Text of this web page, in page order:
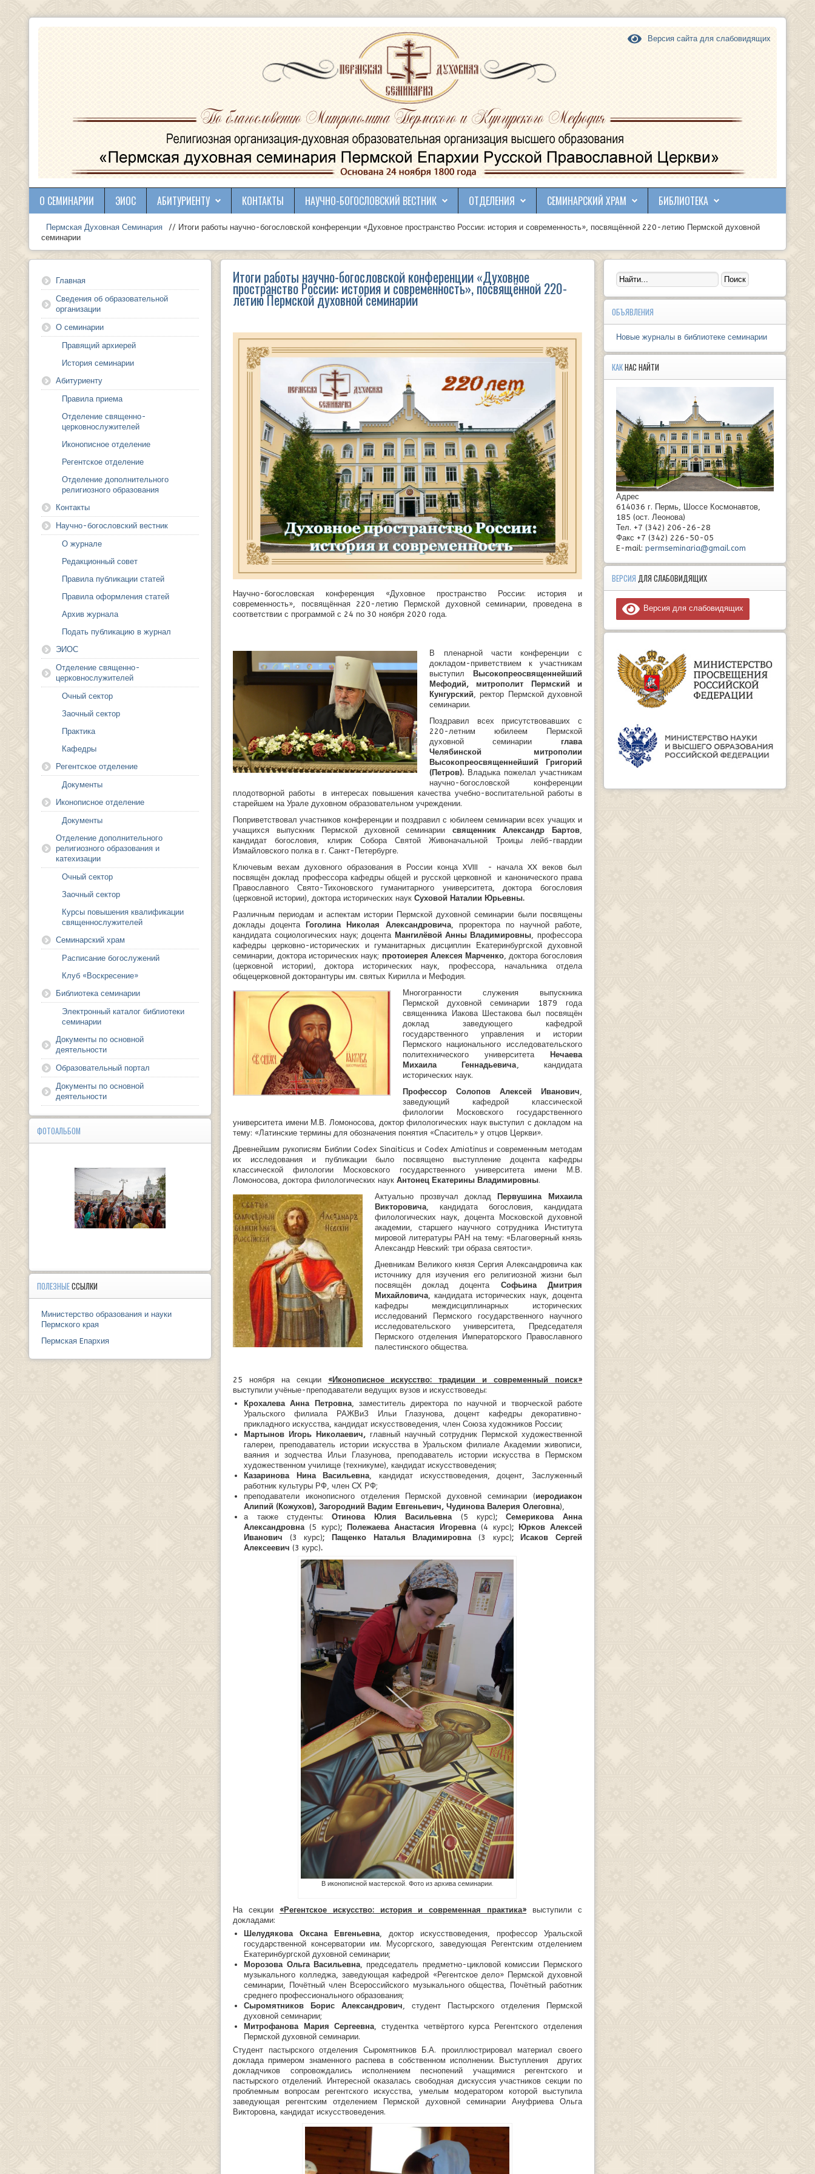
Версия сайта для слабовидящих
О СЕМИНАРИИ ЭИОС АБИТУРИЕНТУ КОНТАКТЫ НАУЧНО-БОГОСЛОВСКИЙ ВЕСТНИК ОТДЕЛЕНИЯ СЕМИНАРСКИЙ ХРАМ БИБЛИОТЕКА
Пермская Духовная Семинария
// Итоги работы научно-богословской конференции «Духовное пространство России: история и современность», посвящённой 220-летию Пермской духовной
семинарии
Итоги работы научно-богословской конференции «Духовное
пространство России: история и современность», посвящённой 220-
летию Пермской духовной семинарии
Научно-богословская конференция «Духовное пространство России: история и
современность», посвящённая 220-летию Пермской духовной семинарии, проведена в
соответствии с программой с 24 по 30 ноября 2020 года.
В пленарной части конференции с
докладом-приветствием к участникам
выступил
Высокопреосвященнейший
Мефодий, митрополит Пермский и
Кунгурский , ректор Пермской духовной
семинарии.
Поздравил всех присутствовавших с
220-летним юбилеем Пермской
духовной семинарии глава
Челябинской митрополии
Высокопреосвященнейший Григорий
(Петров). Владыка пожелал участникам
научно-богословской конференции
плодотворной работы в интересах повышения качества учебно-воспитательной работы в
старейшем на Урале духовном образовательном учреждении.
Поприветствовал участников конференции и поздравил с юбилеем семинарии всех учащих и
учащихся выпускник Пермской духовной семинарии священник Александр Бартов,
кандидат богословия, клирик Собора Святой Живоначальной Троицы лейб-гвардии
Измайловского полка в г. Санкт-Петербурге.
Ключевым вехам духовного образования в России конца XVIII - начала XX веков был
посвящён доклад профессора кафедры общей и русской церковной и канонического права
Православного Свято-Тихоновского гуманитарного университета, доктора богословия
(церковной истории), доктора исторических наукСуховой Наталии Юрьевны.
Различным периодам и аспектам истории Пермской духовной семинарии были посвящены
доклады доцента
Гоголина Николая Александровича, проректора по научной работе,
кандидата социологических наук; доцента Мангилёвой Анны Владимировны , профессора
кафедры церковно-исторических и гуманитарных дисциплин Екатеринбургской духовной
семинарии, доктора исторических наук; протоиерея Алексея Марченко, доктора богословия
(церковной истории), доктора исторических наук, профессора, начальника отдела
общецерковной докторантуры им. святых Кирилла и Мефодия.
Многогранности служения выпускника
Пермской духовной семинарии 1879 года
священника Иакова Шестакова был посвящён
доклад заведующего кафедрой
государственного управления и истории
Пермского национального исследовательского
политехнического университета
Нечаева
Михаила Геннадьевича , кандидата
исторических наук.
Профессор Солопов Алексей Иванович
заведующий кафедрой классической
филологии Московского государственного
университета имени М.В. Ломоносова, доктор филологических наук выступил с докладом на
тему: «Латинские термины для обозначения понятия «Спаситель» у отцов Церкви».
Древнейшим рукописям Библии Codex Sinaiticus и Codex Amiatinus и современным методам
их исследования и публикации было посвящено выступление доцента кафедры
классической филологии Московского государственного университета имени М.В.
Ломоносова, доктора филологических наукАнтонец Екатерины Владимировны.
Актуально прозвучал доклад
Первушина Михаила
Викторовича , кандидата богословия, кандидата
филологических наук, доцента Московской духовной
академии, старшего научного сотрудника Института
мировой литературы РАН на тему: «Благоверный князь
Александр Невский: три образа святости».
Дневникам Великого князя Сергия Александровича как
источнику для изучения его религиозной жизни был
посвящён доклад доцента Софьина Дмитрия
Михайловича , кандидата исторических наук, доцента
кафедры междисциплинарных исторических
исследований Пермского государственного научного
исследовательского университета, Председателя
Пермского отделения Императорского Православного
палестинского общества.
25 ноября на секции «Иконописное искусство: традиции и современный поиск»
выступили учёные-преподаватели ведущих вузов и искусствоведы:
Крохалева Анна Петровна, заместитель директора по научной и творческой работе
Уральского филиала РАЖВиЗ Ильи Глазунова, доцент кафедры декоративно-
прикладного искусства, кандидат искусствоведения, член Союза художников России;
Мартынов Игорь Николаевич, главный научный сотрудник Пермской художественной
галереи, преподаватель истории искусства в Уральском филиале Академии живописи,
ваяния и зодчества Ильи Глазунова, преподаватель истории искусства в Пермском
художественном училище (техникуме), кандидат искусствоведения;
Казаринова Нина Васильевна , кандидат искусствоведения, доцент, Заслуженный
работник культуры РФ, член СХ РФ;
преподаватели иконописного отделения Пермской духовной семинарии (иеродиакон
Алипий (Кожухов), Загородний Вадим Евгеньевич, Чудинова Валерия Олеговна),
а также студенты:Отинова Юлия Васильевна (5 курс); Семерикова Анна
Александровна(5 курс); Полежаева Анастасия Игоревна (4 курс); Юрков Алексей
Иванович (3 курс); Пащенко Наталья Владимировна (3 курс); Исаков Сергей
Алексеевич(3 курс).
В иконописной мастерской. Фото из архива семинарии.
На секции «Регентское искусство: история и современная практика» выступили с
докладами:
Шелудякова Оксана Евгеньевна , доктор искусствоведения, профессор Уральской
государственной консерватории им. Мусоргского, заведующая Регентским отделением
Екатеринбургской духовной семинарии;
Морозова Ольга Васильевна , председатель предметно-цикловой комиссии Пермского
музыкального колледжа, заведующая кафедрой «Регентское дело» Пермской духовной
семинарии, Почётный член Всероссийского музыкального общества, Почётный работник
среднего профессионального образования;
Сыромятников Борис Александрович , студент Пастырского отделения Пермской
духовной семинарии;
Митрофанова Мария Сергеевна, студентка четвёртого курса Регентского отделения
Пермской духовной семинарии.
Студент пастырского отделения Сыромятников Б.А. проиллюстрировал материал своего
доклада примером знаменного распева в собственном исполнении. Выступления других
докладчиков сопровождались исполнением песнопений учащимися регентского и
пастырского отделений. Интересной оказалась свободная дискуссия участников секции по
проблемным вопросам регентского искусства, умелым модератором которой выступила
заведующая регентским отделением Пермской духовной семинарии Ануфриева Ольга
Викторовна, кандидат искусствоведения.
Главная
Сведения об образовательной
организации
О семинарии
Правящий архиерей
История семинарии
Абитуриенту
Правила приема
Отделение священно-
церковнослужителей
Иконописное отделение
Регентское отделение
Отделение дополнительного
религиозного образования
Контакты
Научно-богословский вестник
О журнале
Редакционный совет
Правила публикации статей
Правила оформления статей
Архив журнала
Подать публикацию в журнал
ЭИОС
Отделение священно-
церковнослужителей
Очный сектор
Заочный сектор
Практика
Кафедры
Регентское отделение
Документы
Иконописное отделение
Документы
Отделение дополнительного
религиозного образования и
катехизации
Очный сектор
Заочный сектор
Курсы повышения квалификации
священнослужителей
Семинарский храм
Расписание богослужений
Клуб «Воскресение»
Библиотека семинарии
Электронный каталог библиотеки
семинарии
Документы по основной
деятельности
Образовательный портал
Документы по основной
деятельности
ФОТОАЛЬБОМ
ПОЛЕЗНЫЕССЫЛКИ
Министерство образования и науки
Пермского края
Пермская Eпархия
ОБЪЯВЛЕНИЯ
Новые журналы в библиотеке семинарии
КАКНАС НАЙТИ
Адрес
614036 г. Пермь, Шоссе Космонавтов,
185 (ост. Леонова)
Тел. +7 (342) 206-26-28
Факс +7 (342) 226-50-05
E-mail: permseminaria@gmail.com
ВЕРСИЯ ДЛЯ СЛАБОВИДЯЩИХ
Версия для слабовидящих